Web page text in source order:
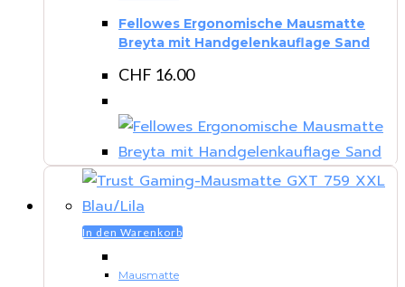
Fellowes Ergonomische Mausmatte
Breyta mit Handgelenkauflage Sand
CHF 16.00
In den Warenkorb
Mausmatte